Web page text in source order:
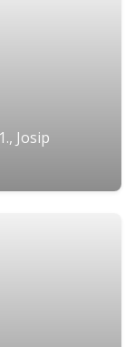
Josip